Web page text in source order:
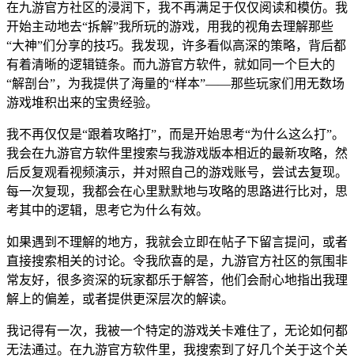
在九游官方社区的浸润下，我不再满足于仅仅阅读和模仿。我
开始主动地去“拆解”我所玩的游戏，用我的视角去理解那些
“大神”们分享的技巧。我发现，许多看似高深的策略，背后都
有着清晰的逻辑链条。而九游官方软件，就如同一个巨大的
“解剖台”，为我提供了海量的“样本”——那些玩家们用无数场
游戏堆积出来的宝贵经验。
我不再仅仅是“跟着攻略打”，而是开始思考“为什么这么打”。
我会在九游官方软件里搜索与我游戏版本相近的最新攻略，然
后反复观看视频演示，并对照自己的游戏账号，尝试去复现。
每一次复现，我都会在心里默默地与攻略的思路进行比对，思
考其中的逻辑，思考它为什么有效。
如果遇到不理解的地方，我就会立即在帖子下留言提问，或者
直接搜索相关的讨论。令我欣喜的是，九游官方社区的氛围非
常友好，很多资深的玩家都乐于解答，他们会耐心地指出我理
解上的偏差，或者提供更深层次的解读。
我记得有一次，我被一个特定的游戏关卡难住了，无论如何都
无法通过。在九游官方软件里，我搜索到了好几个关于这个关